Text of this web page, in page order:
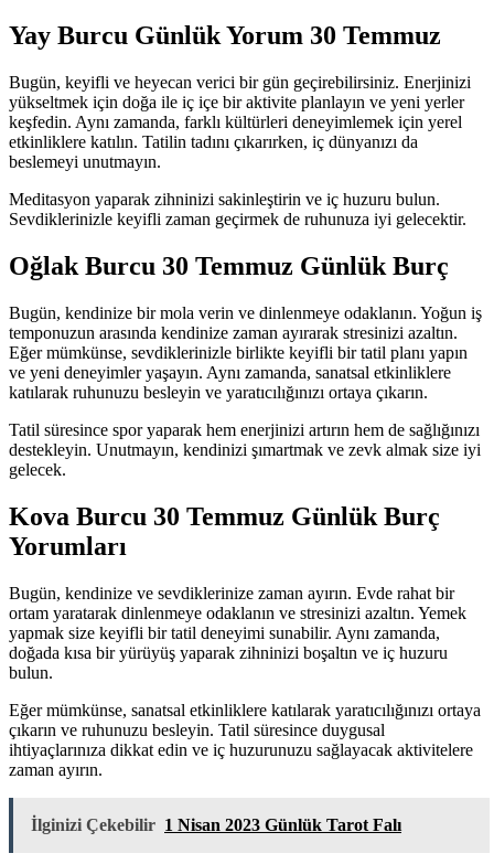
Yay Burcu Günlük Yorum 30 Temmuz
Bugün, keyifli ve heyecan verici bir gün geçirebilirsiniz. Enerjinizi
yükseltmek için doğa ile iç içe bir aktivite planlayın ve yeni yerler
keşfedin. Aynı zamanda, farklı kültürleri deneyimlemek için yerel
etkinliklere katılın. Tatilin tadını çıkarırken, iç dünyanızı da
beslemeyi unutmayın.
Meditasyon yaparak zihninizi sakinleştirin ve iç huzuru bulun.
Sevdiklerinizle keyifli zaman geçirmek de ruhunuza iyi gelecektir.
Oğlak Burcu 30 Temmuz Günlük Burç
Bugün, kendinize bir mola verin ve dinlenmeye odaklanın. Yoğun iş
temponuzun arasında kendinize zaman ayırarak stresinizi azaltın.
Eğer mümkünse, sevdiklerinizle birlikte keyifli bir tatil planı yapın
ve yeni deneyimler yaşayın. Aynı zamanda, sanatsal etkinliklere
katılarak ruhunuzu besleyin ve yaratıcılığınızı ortaya çıkarın.
Tatil süresince spor yaparak hem enerjinizi artırın hem de sağlığınızı
destekleyin. Unutmayın, kendinizi şımartmak ve zevk almak size iyi
gelecek.
Kova Burcu 30 Temmuz Günlük Burç
Yorumları
Bugün, kendinize ve sevdiklerinize zaman ayırın. Evde rahat bir
ortam yaratarak dinlenmeye odaklanın ve stresinizi azaltın. Yemek
yapmak size keyifli bir tatil deneyimi sunabilir. Aynı zamanda,
doğada kısa bir yürüyüş yaparak zihninizi boşaltın ve iç huzuru
bulun.
Eğer mümkünse, sanatsal etkinliklere katılarak yaratıcılığınızı ortaya
çıkarın ve ruhunuzu besleyin. Tatil süresince duygusal
ihtiyaçlarınıza dikkat edin ve iç huzurunuzu sağlayacak aktivitelere
zaman ayırın.
İlginizi Çekebilir 1 Nisan 2023 Günlük Tarot Falı